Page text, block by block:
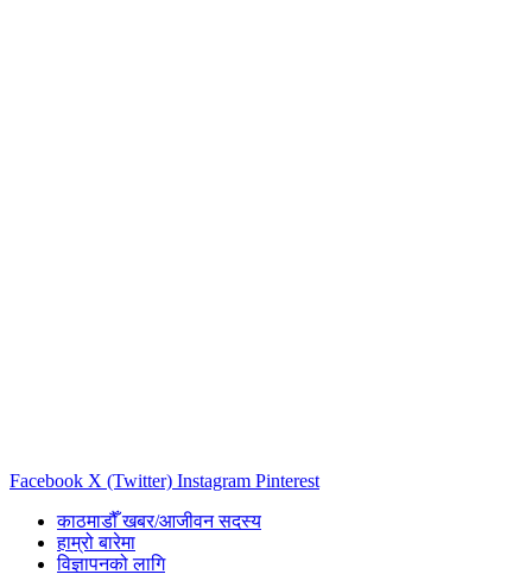
Facebook X (Twitter) Instagram Pinterest
काठमाडौँ खबर/आजीवन सदस्य
हाम्रो बारेमा
विज्ञापनको लागि